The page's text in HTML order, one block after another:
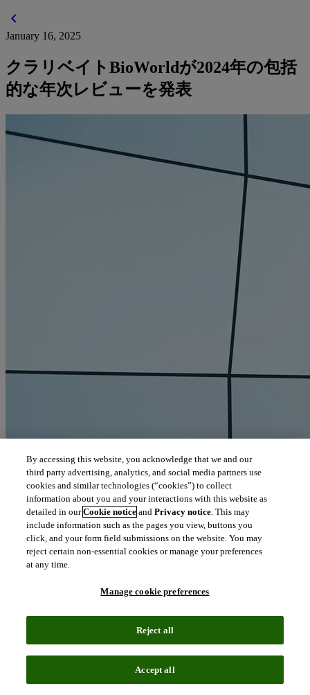
chevron_left
January 16, 2025
クラリベイトBioWorldが2024年の包括
的な年次レビューを発表
By accessing this website, you acknowledge that we and our
third party advertising, analytics, and social media partners use
cookies and similar technologies (“cookies”) to collect
information about you and your interactions with this website as
detailed in ourCookie notice andPrivacy notice. This may
include information such as the pages you view, buttons you
click, and your form field submissions on the website. You may
reject certain non-essential cookies or manage your preferences
at any time.
Manage cookie preferences
Reject all
Accept all